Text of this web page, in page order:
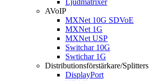
Ljudmatrixer
AVoIP
MXNet 10G SDVoE
MXNet 1G
MXNet USP
Switchar 10G
Swtichar 1G
Distributionsförstärkare/Splitters
DisplayPort